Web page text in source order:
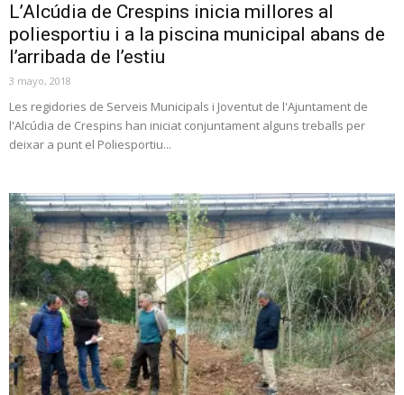
L’Alcúdia de Crespins inicia millores al
poliesportiu i a la piscina municipal abans de
l’arribada de l’estiu
3 mayo, 2018
Les regidories de Serveis Municipals i Joventut de l'Ajuntament de
l'Alcúdia de Crespins han iniciat conjuntament alguns treballs per
deixar a punt el Poliesportiu...